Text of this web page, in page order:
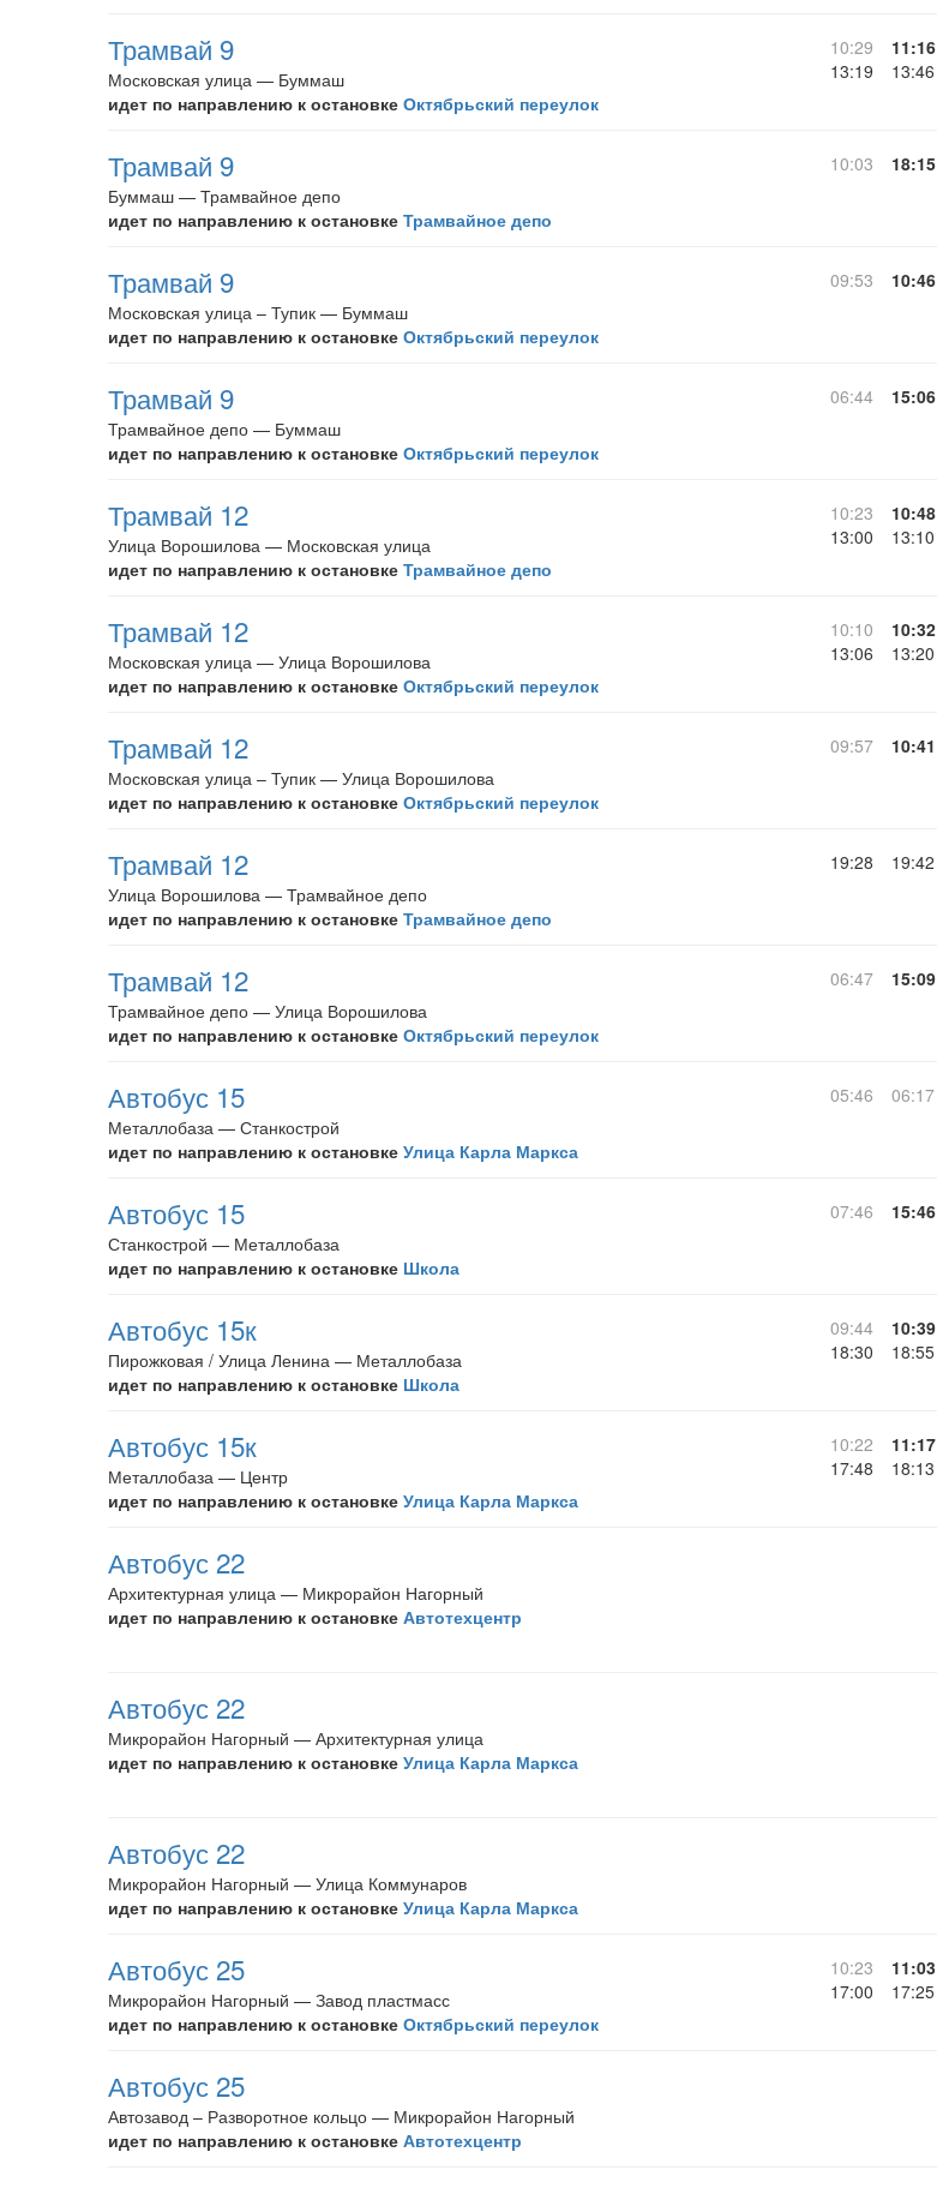
Трамвай 9
Московская улица — Буммаш
идет по направлению к остановке Октябрьский переулок
10:29 11:16
13:19
13:46
Трамвай 9
Буммаш — Трамвайное депо
идет по направлению к остановке Трамвайное депо
10:03 18:15
Трамвай 9
Московская улица – Тупик — Буммаш
идет по направлению к остановке Октябрьский переулок
09:53 10:46
Трамвай 9
Трамвайное депо — Буммаш
идет по направлению к остановке Октябрьский переулок
06:44 15:06
Трамвай 12
Улица Ворошилова — Московская улица
идет по направлению к остановке Трамвайное депо
10:23 10:48
13:00
13:10
Трамвай 12
Московская улица — Улица Ворошилова
идет по направлению к остановке Октябрьский переулок
10:10 10:32
13:06
13:20
Трамвай 12
Московская улица – Тупик — Улица Ворошилова
идет по направлению к остановке Октябрьский переулок
09:57 10:41
Трамвай 12
Улица Ворошилова — Трамвайное депо
идет по направлению к остановке Трамвайное депо
19:28 19:42
Трамвай 12
Трамвайное депо — Улица Ворошилова
идет по направлению к остановке Октябрьский переулок
06:47 15:09
Автобус 15
Металлобаза — Станкострой
идет по направлению к остановке Улица Карла Маркса
05:46 06:17
Автобус 15
Станкострой — Металлобаза
идет по направлению к остановке Школа
07:46 15:46
Автобус 15к
Пирожковая / Улица Ленина — Металлобаза
идет по направлению к остановке Школа
09:44 10:39
18:30
18:55
Автобус 15к
Металлобаза — Центр
идет по направлению к остановке Улица Карла Маркса
10:22 11:17
17:48
18:13
Автобус 22
Архитектурная улица — Микрорайон Нагорный
идет по направлению к остановке Автотехцентр
Автобус 22
Микрорайон Нагорный — Архитектурная улица
идет по направлению к остановке Улица Карла Маркса
Автобус 22
Микрорайон Нагорный — Улица Коммунаров
идет по направлению к остановке Улица Карла Маркса
Автобус 25
Микрорайон Нагорный — Завод пластмасс
идет по направлению к остановке Октябрьский переулок
10:23 11:03
17:00
17:25
Автобус 25
Автозавод – Разворотное кольцо — Микрорайон Нагорный
идет по направлению к остановке Автотехцентр